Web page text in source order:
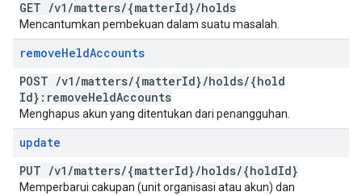
GET /v1 /matters/{matterId}/holds
Mencantumkan pembekuan dalam suatu masalah.
removeHeldAccounts
POST /v1 /matters/{matterId}/holds/{hold
Id}:removeHeldAccounts
Menghapus akun yang ditentukan dari penangguhan.
update
PUT /v1 /matters/{matterId}/holds/{holdId}
Memperbarui cakupan (unit organisasi atau akun) dan